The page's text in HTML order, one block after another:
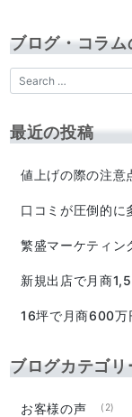
ブログ・コラム
最近の投稿
値上げの際の注意
口コミが圧倒的に
繁盛マーケティン
新規出店で月商
16坪で月商600万
ブログカテゴリ
お客様の声 (2)